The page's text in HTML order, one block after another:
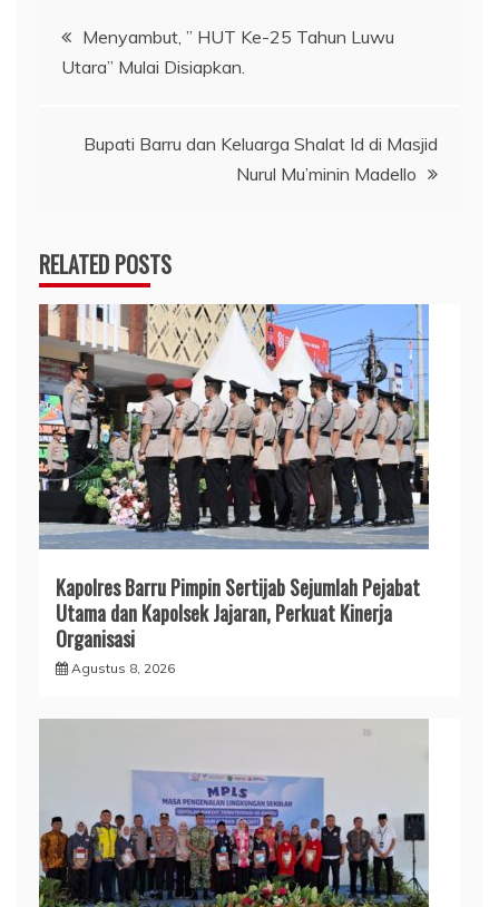
Navigasi
pos
Menyambut, ” HUT Ke-25 Tahun Luwu
Utara” Mulai Disiapkan.
Bupati Barru dan Keluarga Shalat Id di Masjid
Nurul Mu’minin Madello
RELATED POSTS
Kapolres Barru Pimpin Sertijab Sejumlah Pejabat
Utama dan Kapolsek Jajaran, Perkuat Kinerja
Organisasi
Agustus 8, 2026